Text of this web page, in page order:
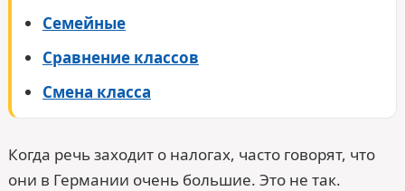
Семейные
Сравнение классов
Смена класса
Когда речь заходит о налогах, часто говорят, что
они в Германии очень большие. Это не так.